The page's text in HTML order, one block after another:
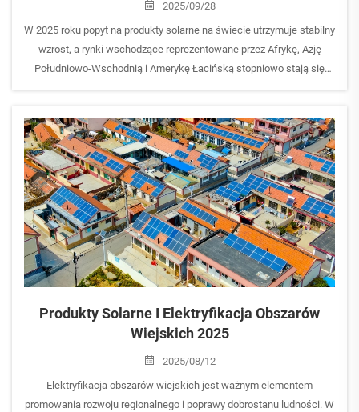
2025/09/28
W 2025 roku popyt na produkty solarne na świecie utrzymuje stabilny
wzrost, a rynki wschodzące reprezentowane przez Afrykę, Azję
Południowo-Wschodnią i Amerykę Łacińską stopniowo stają się
Produkty Solarne I Elektryfikacja Obszarów
Wiejskich 2025
2025/08/12
Elektryfikacja obszarów wiejskich jest ważnym elementem
promowania rozwoju regionalnego i poprawy dobrostanu ludności. W